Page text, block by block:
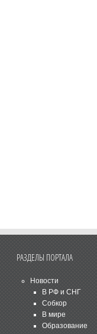
РАЗДЕЛЫ ПОРТАЛА
Новости
В РФ и СНГ
Собкор
В мире
Образование